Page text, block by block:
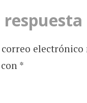
electrónico
*